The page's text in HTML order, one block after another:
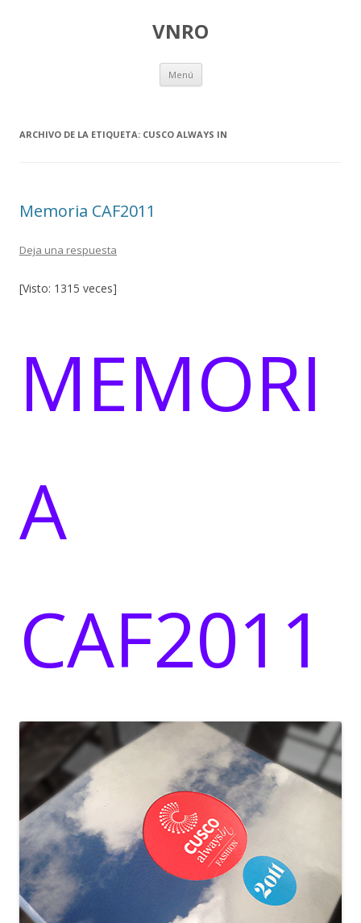
VNRO
Menú Ir
contenido
ARCHIVO DE LA ETIQUETA: CUSCO ALWAYS IN
Memoria CAF2011
Deja una respuesta
[Visto: 1315 veces]
MEMORI
A
CAF2011